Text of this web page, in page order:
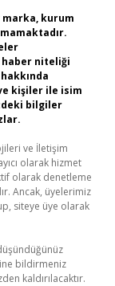
kurum
haber niteliği
kişiler ile isim
bilgiler
ve İletişim
olarak hizmet
olarak denetleme
Ancak, üyelerimiz
siteye üye olarak
bildirmeniz
kaldırılacaktır.